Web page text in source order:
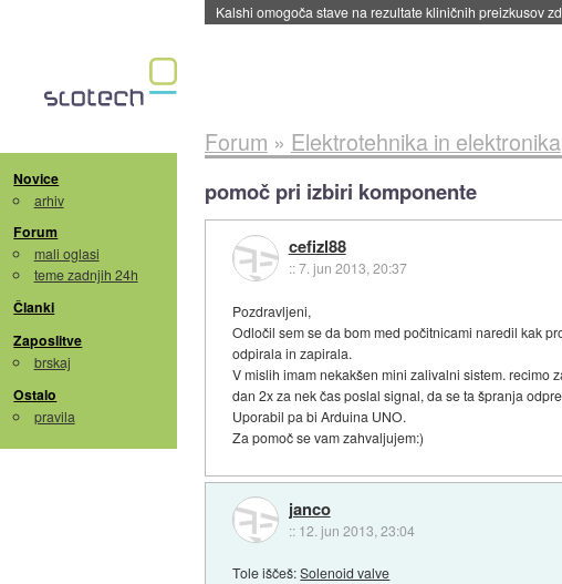
Sandisk že prodal več kot polovico SSD-jev za naslednji
Novice
arhiv
Forum
mali oglasi
teme zadnjih 24h
Članki
Zaposlitve
brskaj
Ostalo
pravila
Forum » Elektrotehnika in elektronika
pomoč pri izbiri komponente
cefizl88
::7. jun 2013, 20:37
Pozdravljeni,
Odločil sem se da bom med počitnicami naredil kak
odpirala in zapirala.
V mislih imam nekakšen mini zalivalni sistem. recimo
dan 2x za nek čas poslal signal, da se ta špranja
Uporabil pa bi Arduina UNO.
Za pomoč se vam zahvaljujem:)
janco
:: 12. jun 2013, 23:04
Tole iščeš:Solenoid valve